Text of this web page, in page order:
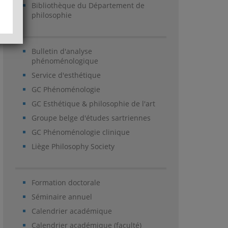
Bibliothèque du Département de
philosophie
Bulletin d'analyse
phénoménologique
Service d'esthétique
GC Phénoménologie
GC Esthétique & philosophie de l'art
Groupe belge d'études sartriennes
GC Phénoménologie clinique
Liège Philosophy Society
Formation doctorale
Séminaire annuel
Calendrier académique
Calendrier académique (faculté)